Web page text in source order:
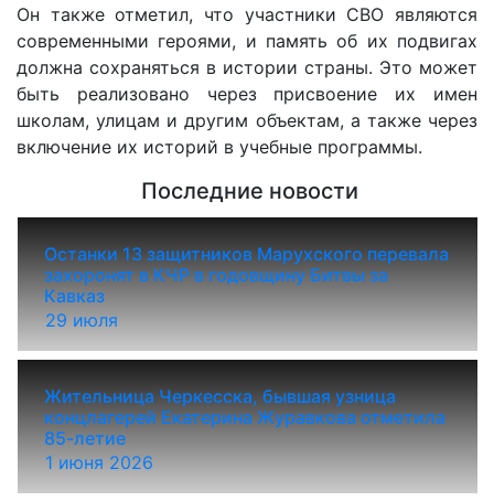
Он также отметил, что участники СВО являются
современными героями, и память об их подвигах
должна сохраняться в истории страны. Это может
быть реализовано через присвоение их имен
школам, улицам и другим объектам, а также через
включение их историй в учебные программы.
Последние новости
29 июля
Останки 13 защитников Марухского перевала
захоронят в КЧР в годовщину Битвы за
Кавказ
1 июня 2026
Жительница Черкесска, бывшая узница
концлагерей Екатерина Журавкова отметила
85-летие